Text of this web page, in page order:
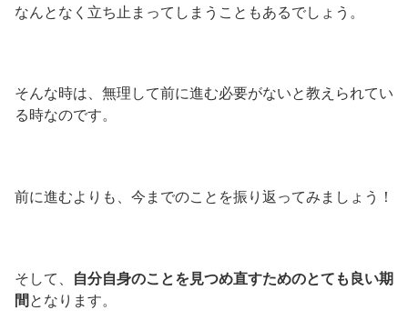
なんとなく立ち止まってしまうこともあるでしょう。
そんな時は、無理して前に進む必要がないと教えられてい
る時なのです。
前に進むよりも、今までのことを振り返ってみましょう！
そして、
自分自身のことを見つめ直すためのとても良い期
間 となります。